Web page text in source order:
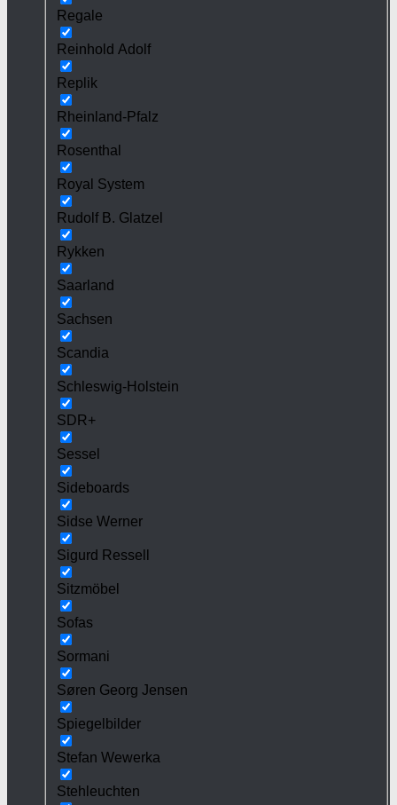
Regale
Reinhold Adolf
Replik
Rheinland-Pfalz
Rosenthal
Royal System
Rudolf B. Glatzel
Rykken
Saarland
Sachsen
Scandia
Schleswig-Holstein
SDR+
Sessel
Sideboards
Sidse Werner
Sigurd Ressell
Sitzmöbel
Sofas
Sormani
Søren Georg Jensen
Spiegelbilder
Stefan Wewerka
Stehleuchten